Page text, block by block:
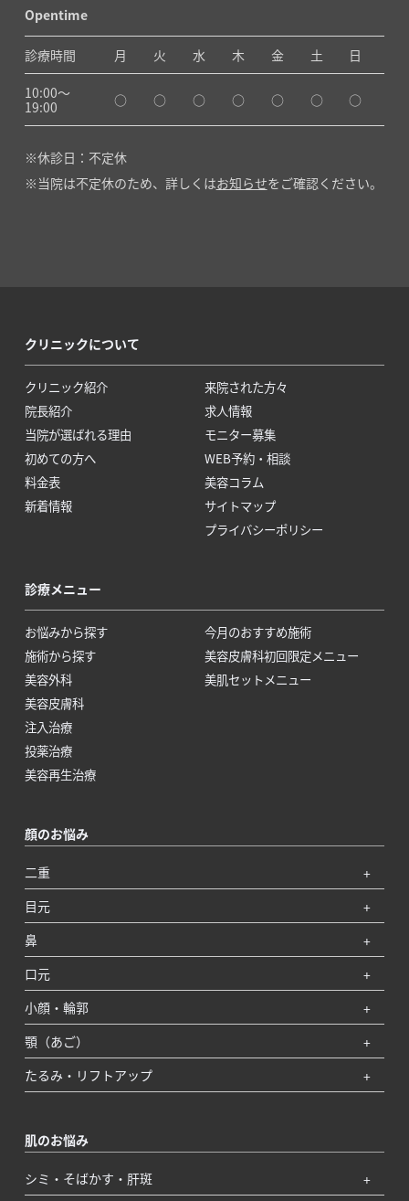
Opentime
診療時間 月 火 水 木 金 土 日
10:00〜
19:00
○ ○ ○ ○ ○ ○ ○
休診日：不定休
当院は不定休のため、詳しくはお知らせをご確認ください。
クリニックについて
クリニック紹介
院長紹介
当院が選ばれる理由
初めての方へ
料金表
新着情報
来院された方々
求人情報
モニター募集
WEB予約・相談
美容コラム
サイトマップ
プライバシーポリシー
診療メニュー
お悩みから探す
施術から探す
美容外科
美容皮膚科
注入治療
投薬治療
美容再生治療
今月のおすすめ施術
美容皮膚科初回限定メニュー
美肌セットメニュー
顔のお悩み
二重
目元
鼻
口元
小顔・輪郭
顎（あご）
たるみ・リフトアップ
肌のお悩み
シミ・そばかす・肝斑